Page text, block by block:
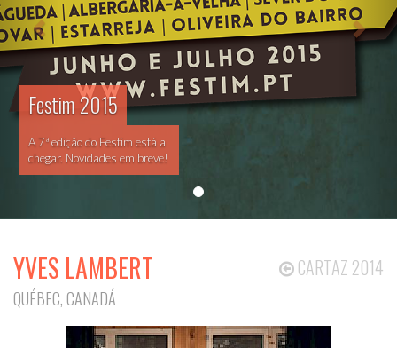
Festim 2015
A 7ª edição do Festim está a
chegar. Novidades em breve!
CARTAZ 2014
YVES LAMBERT
QUÉBEC, CANADÁ